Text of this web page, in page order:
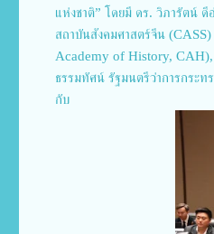
แห่งชาติ” โดยมี ดร. วิภารัตน์ ดี
สถาบันสังคมศาสตร์จีน
Academy of History, CAH),
ธรรมทัศน์ รัฐมนตรีว่าการกระท
กับ